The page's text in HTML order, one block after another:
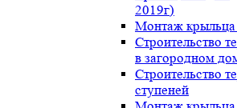
2019г)
Монтаж
Строительство
в загородном
Строительство
ступеней